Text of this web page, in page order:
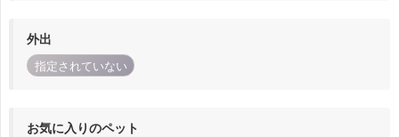
外出
指定されていない
お気に入りのペット